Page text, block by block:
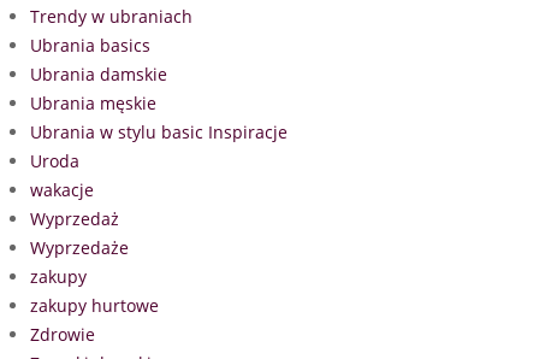
Trendy w ubraniach
Ubrania basics
Ubrania damskie
Ubrania męskie
Ubrania w stylu basic Inspiracje
Uroda
wakacje
Wyprzedaż
Wyprzedaże
zakupy
zakupy hurtowe
Zdrowie